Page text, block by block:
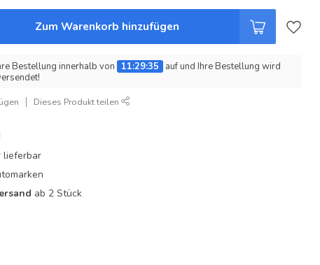
Zum Warenkorb hinzufügen
Bestellung innerhalb von 11:29:34
auf und Ihre Bestellung wird
Dieses Produkt teilen
lieferbar
ab 2 Stück